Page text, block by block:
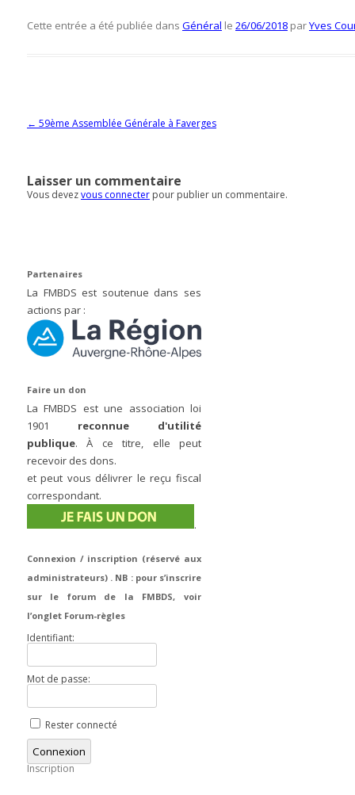
Cette entrée a été publiée dans Général le 26/06/2018 parYves
Navigation des articles
← 59ème Assemblée Générale à Faverges
Laisser un commentaire
Vous devezvous connecter pour publier un commentaire.
Partenaires
La FMBDS est soutenue dans ses
actions par :
Faire un don
La FMBDS est une association loi
1901 reconnue d'utilité
publique. À ce titre, elle peut
recevoir des dons.
et peut vous délivrer le reçu fiscal
correspondant.
.
Connexion / inscription (réservé aux
administrateurs) . NB : pour s’inscrire
sur le forum de la FMBDS, voir
l’onglet Forum-règles
Identifiant:
Mot de passe:
Rester connecté
Connexion
Inscription